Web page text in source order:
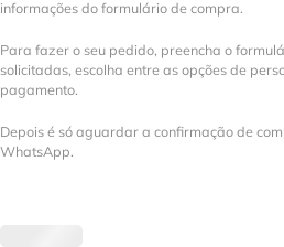
informações do formulário de compra.
Para fazer o seu pedido, preencha o
solicitadas, escolha entre as opções de
pagamento.
Depois é só aguardar a confirmação de
WhatsApp.